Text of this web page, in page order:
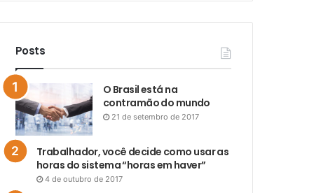
Posts
O Brasil está na
contramão do mundo
21 de setembro de 2017
Trabalhador, você decide como usar as
horas do sistema “horas em haver”
4 de outubro de 2017